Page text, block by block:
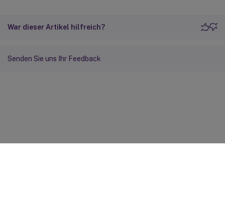
War dieser Artikel hilfreich?
Senden Sie uns Ihr Feedback